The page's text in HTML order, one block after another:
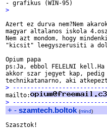
>
Azert ez durva nem?Nem
magyar altalanos iskola
Nem azt mondom, hogy
"kicsit" leegyszerusiti a
Opium papa
ps:Ja, ebbol FELELNI
akkor szar jegyet kap,
>
mailto:
>
+ - szamtech.boltok (mind)
Szasztok!